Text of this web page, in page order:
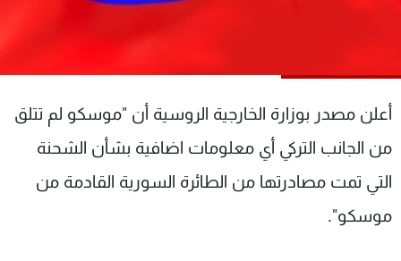
أعلن مصدر بوزارة الخارجية الروسية أن "موسكو لم تتلق
من الجانب التركي أي معلومات اضافية بشأن الشحنة
التي تمت مصادرتها من الطائرة السورية القادمة من
موسكو".
جدول البرامج
عن MTV
لاعلاناتكم
وظائف
شروط الإسـتخدام
سياسة الخصوصية